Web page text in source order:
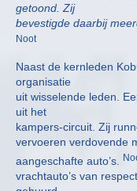
getoond. Zij
bevestigde daarbij
Noot
Naast de kernleden
organisatie
uit wisselende leden.
uit het
kampers-circuit. Zij
vervoeren verdovende
aangeschafte auto’s.
vrachtauto’s van